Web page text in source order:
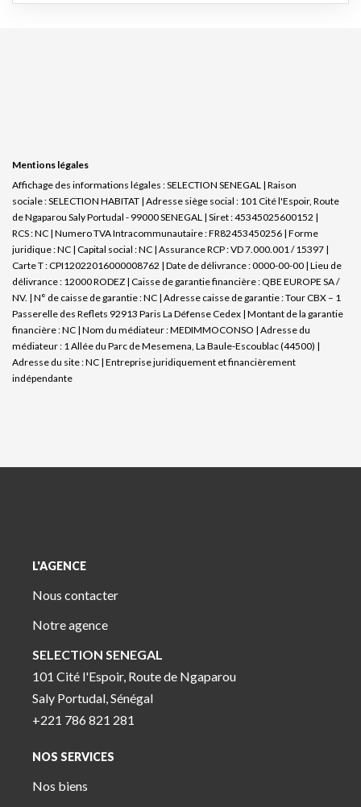
Mentions légales
Affichage des informations légales : SELECTION SENEGAL | Raison
sociale : SELECTION HABITAT | Adresse siège social : 101 Cité l'Espoir, Route
de Ngaparou Saly Portudal - 99000 SENEGAL | Siret : 45345025600152 |
RCS : NC | Numero TVA Intracommunautaire : FR82453450256 | Forme
juridique : NC | Capital social : NC | Assurance RCP : VD 7.000.001 / 15397 |
Carte T : CPI12022016000008762 | Date de délivrance : 0000-00-00 | Lieu de
délivrance : 12000 RODEZ | Caisse de garantie financière : QBE EUROPE SA /
NV. | N° de caisse de garantie : NC | Adresse caisse de garantie : Tour CBX – 1
Passerelle des Reflets 92913 Paris La Défense Cedex | Montant de la garantie
financière : NC | Nom du médiateur : MEDIMMOCONSO | Adresse du
médiateur : 1 Allée du Parc de Mesemena, La Baule-Escoublac (44500) |
Adresse du site : NC | Entreprise juridiquement et financièrement
indépendante
L'AGENCE
Nous contacter
Notre agence
SELECTION SENEGAL
101 Cité l'Espoir, Route de Ngaparou
Saly Portudal, Sénégal
+221 786 821 281
NOS SERVICES
Nos biens